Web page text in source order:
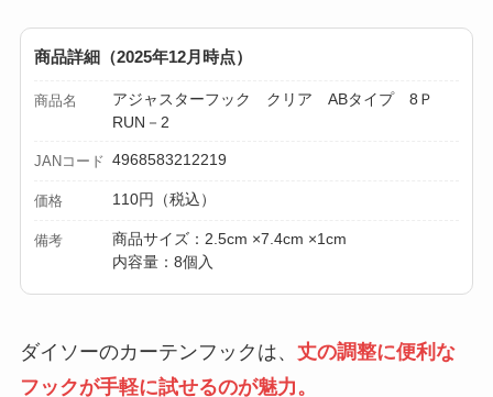
商品詳細（2025年12月時点）
商品名
アジャスターフック クリア ABタイプ 8Ｐ
RUN－2
JANコード 4968583212219
価格 110円（税込）
備考
商品サイズ：2.5cm ×7.4cm ×1cm
内容量：8個入
ダイソーのカーテンフックは、 丈の調整に便利な
フックが手軽に試せるのが魅力。